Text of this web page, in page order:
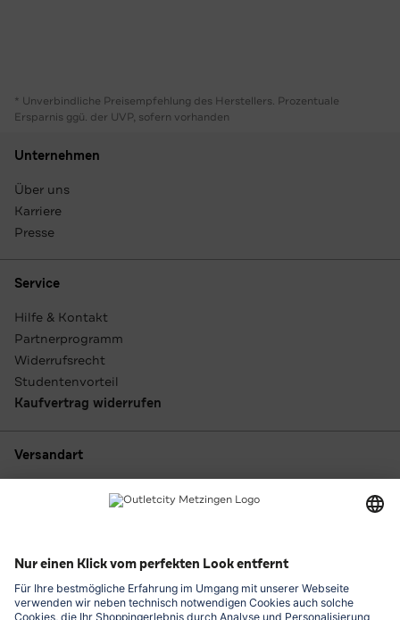
* Unverbindliche Preisempfehlung des Herstellers. Prozentuale
Ersparnis ggü. der UVP, sofern vorhanden
Unternehmen
Über uns
Karriere
Presse
Service
Hilfe & Kontakt
Partnerprogramm
Widerrufsrecht
Studentenvorteil
Kaufvertrag widerrufen
Versandart